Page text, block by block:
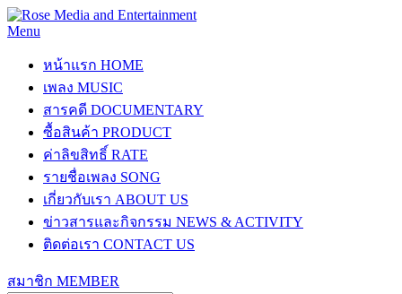
Menu
หน้าแรก HOME
เพลง MUSIC
สารคดี DOCUMENTARY
ซื้อสินค้า PRODUCT
ค่าลิขสิทธิ์ RATE
รายชื่อเพลง SONG
เกี่ยวกับเรา ABOUT US
ข่าวสารและกิจกรรม NEWS & ACTIVITY
ติดต่อเรา CONTACT US
สมาชิก MEMBER